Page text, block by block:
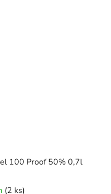
100 Proof 50% 0,7l
(2 ks)